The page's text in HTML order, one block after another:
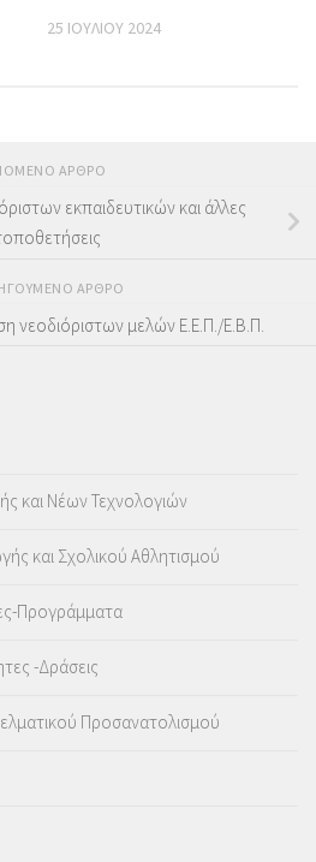
25 ΙΟΥΛΊΟΥ 2024
ΆΡΘΡΟ
εκπαιδευτικών και άλλες
ΆΡΘΡΟ
νεοδιόριστων μελών Ε.Ε.Π./Ε.Β.Π.
και Νέων Τεχνολογιών
και Σχολικού Αθλητισμού
Προγράμματα
-Δράσεις
Προσανατολισμού